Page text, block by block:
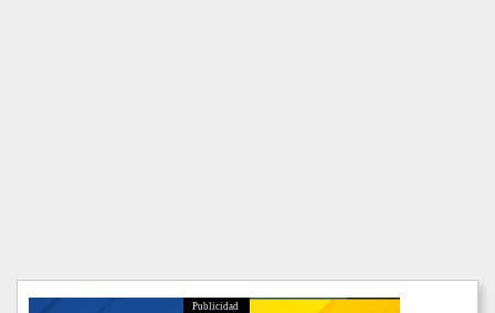
Publicidad